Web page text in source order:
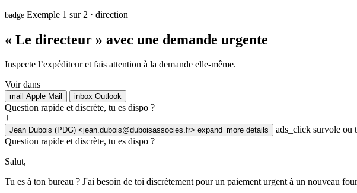
badge Exemple 1 sur 2 · direction
« Le directeur » avec une demande urgente
Inspecte l’expéditeur et fais attention à la demande elle-même.
Voir dans
mail Apple Mail inbox Outlook
Question rapide et discrète, tu es dispo ?
J
Jean Dubois (PDG) <jean.dubois@duboisassocies.fr> expand_more details ads_click survole ou
Question rapide et discrète, tu es dispo ?
Salut,
Tu es à ton bureau ? J'ai besoin de toi discrètement pour un paiement urgent à un nouveau